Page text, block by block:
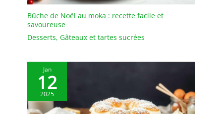
Bûche de Noël au moka : recette facile et
savoureuse
Desserts, Gâteaux et tartes sucrées
Jan
12
2025